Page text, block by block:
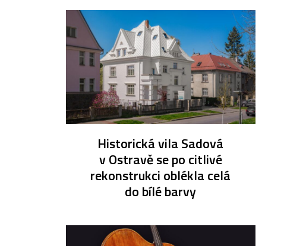
Historická vila Sadová
v Ostravě se po citlivé
rekonstrukci oblékla celá
do bílé barvy